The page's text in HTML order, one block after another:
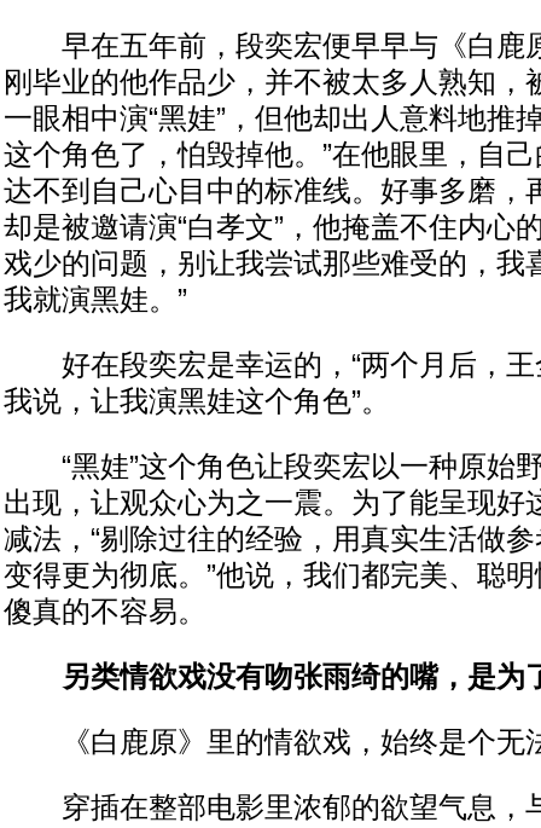
早在五年前，段奕宏便早早与《白鹿
刚毕业的他作品少，并不被太多人熟知，
一眼相中演“黑娃”，但他却出人意料地推
这个角色了，怕毁掉他。”在他眼里，自
达不到自己心目中的标准线。好事多磨，
却是被邀请演“白孝文”，他掩盖不住内心
戏少的问题，别让我尝试那些难受的，我
我就演黑娃。”
好在段奕宏是幸运的，“两个月后，王
我说，让我演黑娃这个角色”。
“黑娃”这个角色让段奕宏以一种原始
出现，让观众心为之一震。为了能呈现好
减法，“剔除过往的经验，用真实生活做
变得更为彻底。”他说，我们都完美、聪
傻真的不容易。
另类情欲戏没有吻张雨绮的嘴，是为
《白鹿原》里的情欲戏，始终是个无
穿插在整部电影里浓郁的欲望气息，